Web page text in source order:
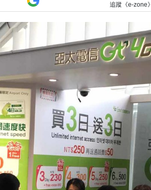
追蹤《e-zone》